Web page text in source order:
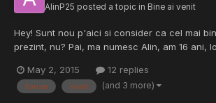
AlinP25 posted a topic in Bine ai venit
Hey! Sunt nou p'aici si consider ca cel mai
prezint, nu? Pai, ma numesc Alin, am 16 ani,
timp, insa in ultimul an am inceput sa imi
am ales cuvantul potrivit) aceasta pasiune...
May 2, 2015 12 replies
forum invat (and 3 more)